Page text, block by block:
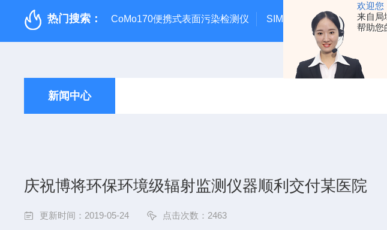
欢迎您
来自局
帮助您
热门搜索： CoMo170便携式表面污染检测仪 SIM-MAX LSA3000超低本
新闻中心
庆祝博将环保环境级辐射监测仪器顺利交付某医院
更新时间：2019-05-24 点击次数：2463